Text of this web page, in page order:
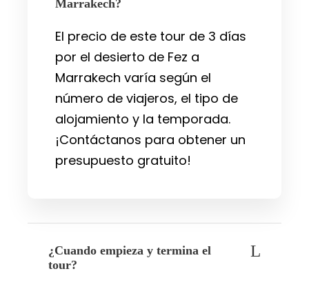
Marrakech?
El precio de este tour de 3 días
por el desierto de Fez a
Marrakech varía según el
número de viajeros, el tipo de
alojamiento y la temporada.
¡Contáctanos para obtener un
presupuesto gratuito!
¿Cuando empieza y termina el
tour?